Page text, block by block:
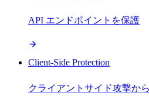
API エンドポイントを保護
Client-Side Protection
クライアントサイド攻撃か